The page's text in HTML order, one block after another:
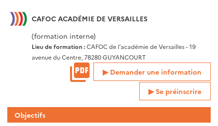
CAFOC ACADÉMIE DE VERSAILLES
(formation interne)
Lieu de formation :CAFOC de l'académie de Versailles - 19
avenue du Centre, 78280 GUYANCOURT
Demander une information
Se préinscrire
Objectifs